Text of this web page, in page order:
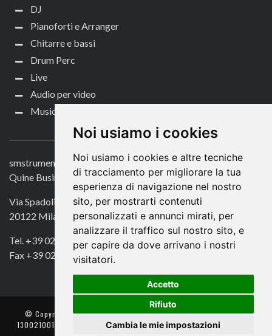
Noi usiamo i cookies
Noi usiamo i cookies e altre tecniche
di tracciamento per migliorare la tua
esperienza di navigazione nel nostro
sito, per mostrarti contenuti
personalizzati e annunci mirati, per
analizzare il traffico sul nostro sito, e
per capire da dove arrivano i nostri
visitatori.
Accetto
Rifiuto
Cambia le mie impostazioni
DJ
Pianoforti e Arranger
Chitarre e bassi
Drum Perc
Live
Audio per video
Music Life
CONTATTACI
smstrumentimusicali.it
Quine Business Publisher
Via Spadolini 7
20122 Milano
Tel. +39 02 49756990
Fax +39 02 72016740
© Copyright 2018. All Rights Reserved -- Quine srl – C.F./P IVA
13002100157 – Responsabile della Protezione dei Dati: Avv. Monica